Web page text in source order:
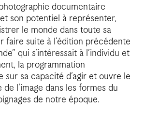
documentaire
son potentiel à représenter,
le monde dans toute sa
faire suite à l’édition précédente
qui s’intéressait à l’individu et
la programmation
sur sa capacité d’agir et ouvre le
l’image dans les formes du
de notre époque.